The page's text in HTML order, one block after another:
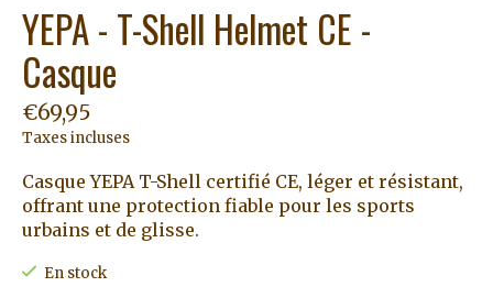
YEPA - T-Shell Helmet CE -
Casque
€69,95
Taxes incluses
Casque YEPA T-Shell certifié CE, léger et résistant,
offrant une protection fiable pour les sports
urbains et de glisse.
En stock